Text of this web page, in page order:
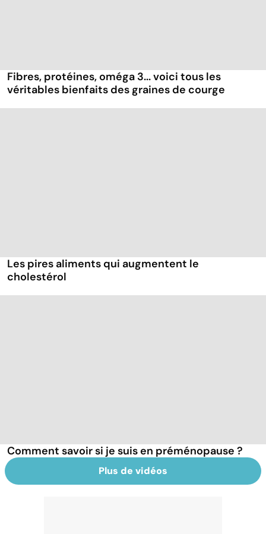
Fibres, protéines, oméga 3... voici tous les
véritables bienfaits des graines de courge
Les pires aliments qui augmentent le
cholestérol
Comment savoir si je suis en préménopause ?
Plus de vidéos